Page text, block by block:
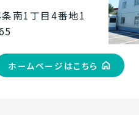
南1丁目4番地1
ホームページはこちら